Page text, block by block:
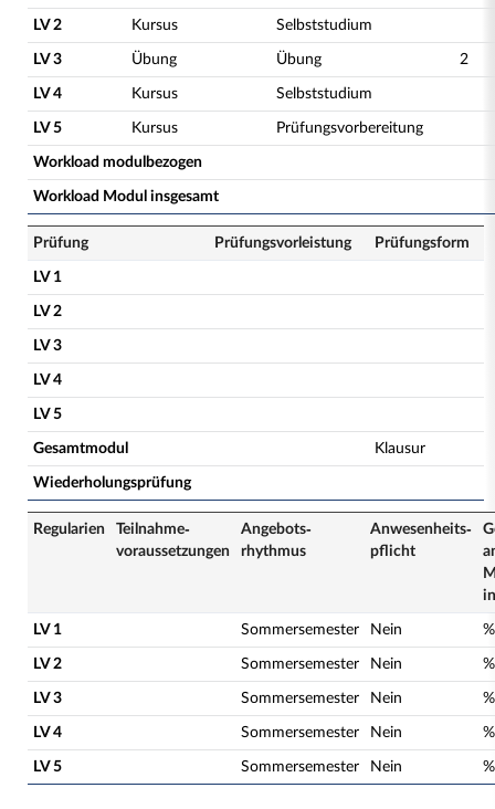
LV 2 Kursus Selbststudium
LV 3 Übung Übung 2
LV 4 Kursus Selbststudium
LV 5 Kursus Prüfungsvorbereitung
Workload modulbezogen
Workload Modul insgesamt
Prüfung Prüfungsvorleistung Prüfungsform
LV 1
LV 2
LV 3
LV 4
LV 5
Gesamtmodul Klausur
Wiederholungsprüfung
Regularien
Teilnahme­
voraussetzungen
Angebots­
rhythmus
Anwesenheits­
pflicht
LV 1 Sommersemester Nein %
LV 2 Sommersemester Nein %
LV 3 Sommersemester Nein %
LV 4 Sommersemester Nein %
LV 5 Sommersemester Nein %